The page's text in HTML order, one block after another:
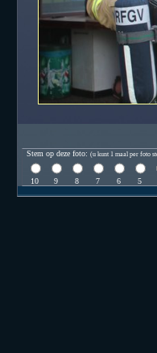
Stem op deze foto: (u kunt 1 maal per foto
10 9 8 7 6 5